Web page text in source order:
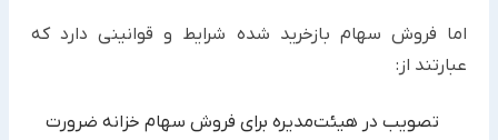
اما فروش سهام بازخرید شده شرایط و قوانینی دارد که
عبارتند از:
تصویب در هیئت‌مدیره برای فروش سهام خزانه ضرورت